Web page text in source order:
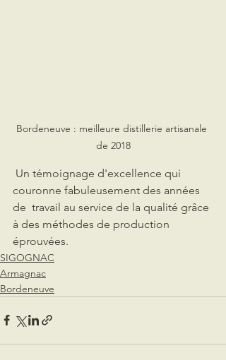
Bordeneuve : meilleure distillerie artisanale
de 2018
couronne fabuleusement des années
de  travail au service de la qualité grâce
à des méthodes de production
éprouvées.
SIGOGNAC
Armagnac
Bordeneuve